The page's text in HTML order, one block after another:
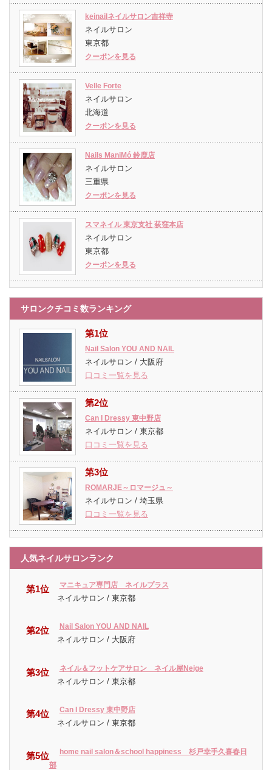
keinailネイルサロン吉祥寺
ネイルサロン
東京都
クーポンを見る
Velle Forte
ネイルサロン
北海道
クーポンを見る
Nails ManiMó 鈴鹿店
ネイルサロン
三重県
クーポンを見る
スマネイル 東京支社 荻窪本店
ネイルサロン
東京都
クーポンを見る
サロンクチコミ数ランキング
第1位
Nail Salon YOU AND NAIL
ネイルサロン / 大阪府
口コミ一覧を見る
第2位
Can I Dressy 東中野店
ネイルサロン / 東京都
口コミ一覧を見る
第3位
ROMARJE～ロマージュ～
ネイルサロン / 埼玉県
口コミ一覧を見る
人気ネイルサロンランク
第1位 マニキュア専門店 ネイルプラス
ネイルサロン / 東京都
第2位 Nail Salon YOU AND NAIL
ネイルサロン / 大阪府
第3位 ネイル＆フットケアサロン ネイル屋Neige
ネイルサロン / 東京都
第4位 Can I Dressy 東中野店
ネイルサロン / 東京都
第5位
home nail salon＆school happiness 杉戸幸手久喜春日
部